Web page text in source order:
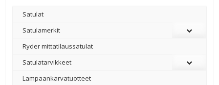
Satulat
Satulamerkit
Ryder mittatilaussatulat
Satulatarvikkeet
–
Lampaankarvatuotteet